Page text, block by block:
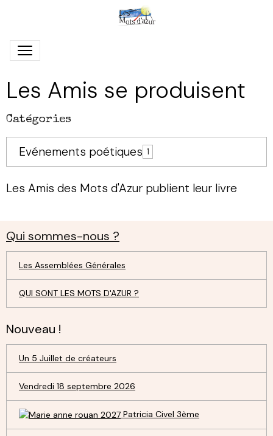
Les Amis se produisent
Catégories
Evénements poétiques 1
Les Amis des Mots d'Azur publient leur livre
Qui sommes-nous ?
Les Assemblées Générales
QUI SONT LES MOTS D'AZUR ?
Nouveau !
Un 5 Juillet de créateurs
Vendredi 18 septembre 2026
Patricia Civel 3ème